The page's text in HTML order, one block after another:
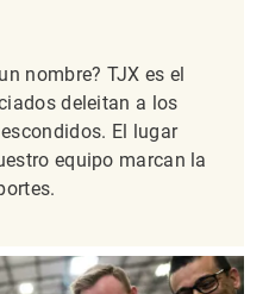
nombre? TJX es el
deleitan a los
El lugar
equipo marcan la